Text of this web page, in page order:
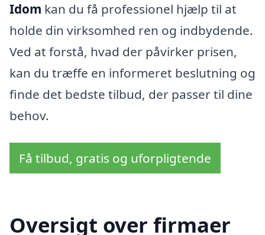
Idom kan du få professionel hjælp til at
holde din virksomhed ren og indbydende.
Ved at forstå, hvad der påvirker prisen,
kan du træffe en informeret beslutning og
finde det bedste tilbud, der passer til dine
behov.
Få tilbud, gratis og uforpligtende
Oversigt over firmaer